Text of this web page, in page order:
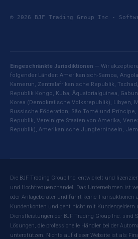
© 2026 BJF Trading Group Inc -
Eingeschränkte Jurisdiktionen — Wir
folgender Länder: Amerikanisch-Samoa,
Kamerun, Zentralafrikanische Republik,
Republik Kongo, Kuba, Äquatorialguinea,
Korea (Demokratische Volksrepublik), Libyen,
Russische Föderation, São Tomé und
Republik, Vereinigte Staaten von Amerika,
Republik), Amerikanische Jungferninseln,
Die BJF Trading Group Inc. entwickelt und
und Hochfrequenzhandel. Das Unternehmen ist
oder Anlageberater und führt keine Transaktionen
Kundenkonten und geht nicht mit Kundengeldern
Dienstleistungen der BJF Trading Group Inc. sind
Lösungen, die professionelle Händler bei der
unterstützen. Nichts auf dieser Website ist als